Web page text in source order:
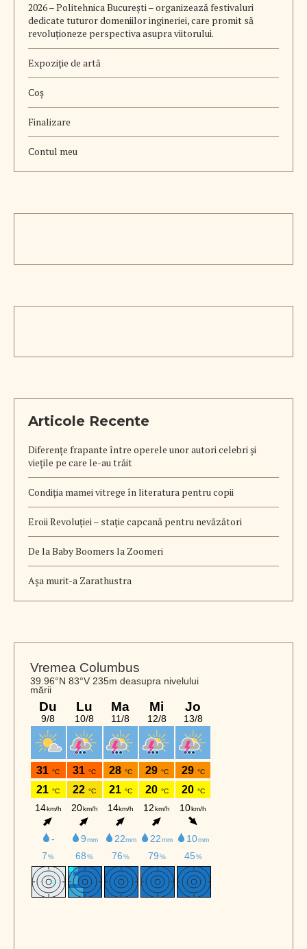
2026 – Politehnica București – organizează festivaluri
dedicate tuturor domeniilor ingineriei, care promit să
revoluționeze perspectiva asupra viitorului.
Expoziție de artă
Coș
Finalizare
Contul meu
Articole Recente
Diferențe frapante între operele unor autori celebri și
viețile pe care le-au trăit
Condiția mamei vitrege în literatura pentru copii
Eroii Revoluției – stație capcană pentru nevăzători
De la Baby Boomers la Zoomeri
Aşa murit-a Zarathustra